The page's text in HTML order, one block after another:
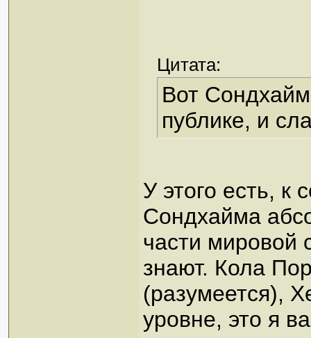
Цитата:
Вот
публике, и
У этого есть, к
Сондхайма
части мировой
знают. Кола
(разумеется),
уровне, это я